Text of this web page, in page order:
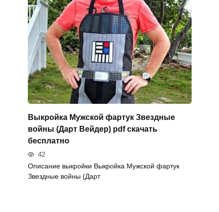
Выкройка Мужской фартук Звездные
войны (Дарт Вейдер) pdf скачать
бесплатно
42
Описание выкройки Выкройка Мужской фартук
Звездные войны (Дарт